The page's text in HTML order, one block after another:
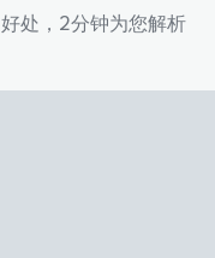
好处，2分钟为您解析